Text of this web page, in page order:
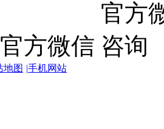
官方微信
地图 |手机网站